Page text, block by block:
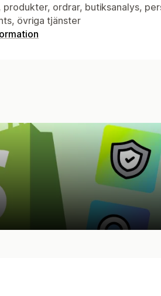
produkter, ordrar, butiksanalys,
övriga tjänster